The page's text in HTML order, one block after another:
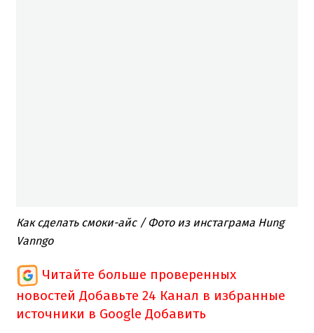
Как сделать смоки-айс / Фото из инстаграма Hung
Vanngo
Читайте больше проверенных
новостей Добавьте 24 Канал в избранные
источники в Google Добавить